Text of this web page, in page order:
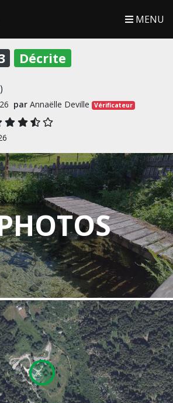
MENU
Décrite
par Annaëlle Deville Vérificateur